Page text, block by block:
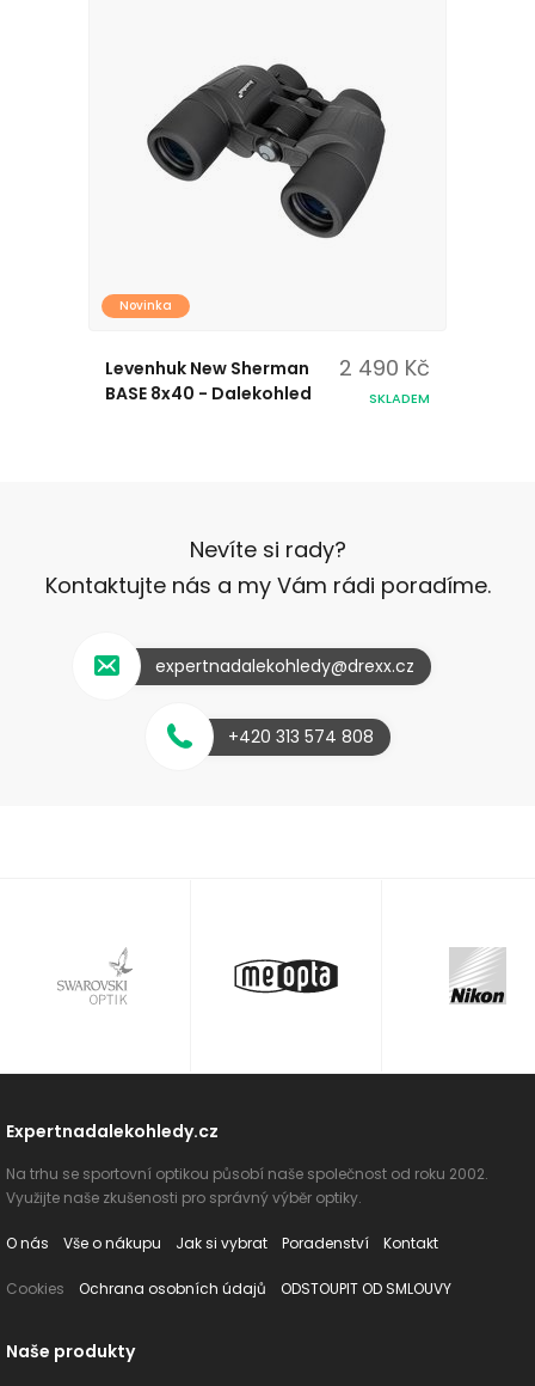
Novinka
Levenhuk New Sherman
BASE 8x40 - Dalekohled
2 490 Kč
SKLADEM
Nevíte si rady?
Kontaktujte nás a my Vám rádi poradíme.
expertnadalekohledy@drexx.cz
+420 313 574 808
Expertnadalekohledy.cz
Na trhu se sportovní optikou působí naše společnost od roku 2002.
Využijte naše zkušenosti pro správný výběr optiky.
O nás Vše o nákupu Jak si vybrat Poradenství Kontakt
Cookies Ochrana osobních údajů ODSTOUPIT OD SMLOUVY
Naše produkty